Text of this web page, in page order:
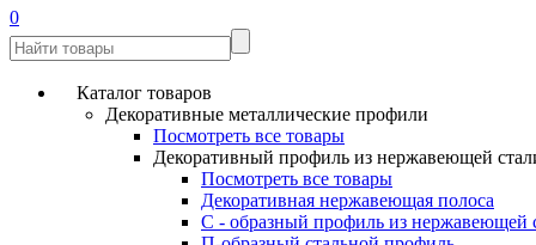
0
Каталог товаров
Декоративные металлические профили
Посмотреть все товары
Декоративный профиль из нержавеющей
Посмотреть все товары
Декоративная нержавеющая полоса
С - образный профиль из нержавеющей